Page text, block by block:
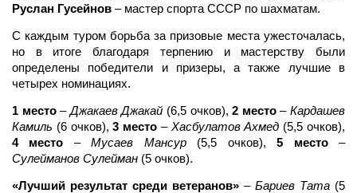
Руслан Гусейнов – мастер спорта СССР по шахматам.
С каждым туром борьба за призовые места ужесточалась,
но в итоге благодаря терпению и мастерству были
определены победители и призеры, а также лучшие в
четырех номинациях.
1 место–Джакаев Джакай (6,5 очков),2 место–Кардашев
Камиль (6 очков),3 место – Хасбулатов Ахмед (5,5 очков),
4 место –Мусаев Мансур (5,5 очков),5 место–
Сулейманов Сулейман (5 очков).
«Лучший результат среди ветеранов» – Бариев Тата (5